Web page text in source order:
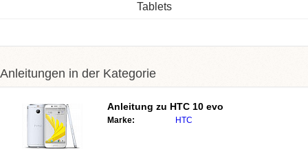
Tablets
Anleitungen in der Kategorie
Anleitung zu HTC 10 evo‎
Marke: HTC